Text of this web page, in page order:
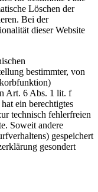
Löschen der
Bei der
dieser Website
bestimmter, von
Art. 6 Abs. 1 lit. f
ein berechtigtes
technisch fehlerfreien
Soweit andere
gespeichert
gesondert